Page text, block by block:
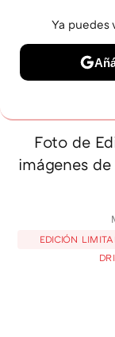
BELLEZA
Foto de
imágenes
EDICIÓN
Ya puedes